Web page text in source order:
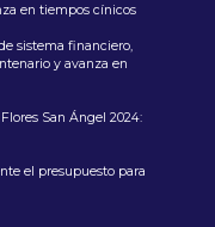
en tiempos cínicos
sistema financiero,
y avanza en
San Ángel 2024:
el presupuesto para